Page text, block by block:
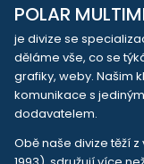
POLAR
je divize se
děláme vše, co se
grafiky, weby. Našim
komunikace s
dodavatelem.
Obě naše divize těží